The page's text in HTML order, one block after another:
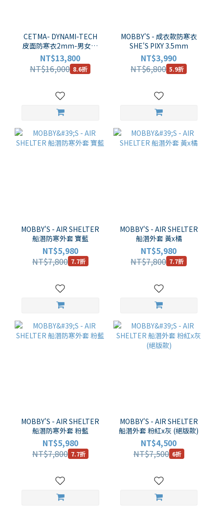
CETMA- DYNAMI-TECH
皮面防寒衣2mm-男女通
用款
NT$13,800
NT$16,000 8.6折
MOBBY'S - 成衣款防寒衣
SHE'S PIXY 3.5mm
NT$3,990
NT$6,800 5.9折
MOBBY'S - AIR SHELTER
船潛防寒外套 寶藍
NT$5,980
NT$7,800 7.7折
MOBBY'S - AIR SHELTER
船潛外套 黃x橘
NT$5,980
NT$7,800 7.7折
MOBBY'S - AIR SHELTER
船潛防寒外套 粉藍
NT$5,980
NT$7,800 7.7折
MOBBY'S - AIR SHELTER
船潛外套 粉紅x灰 (絕版款)
NT$4,500
NT$7,500 6折